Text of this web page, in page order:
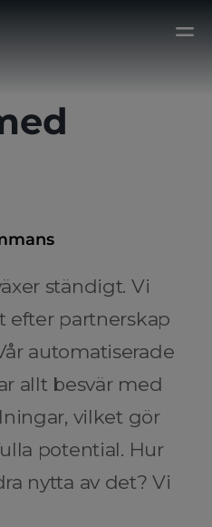
ständigt. Vi
efter partnerskap
automatiserade
allt besvär med
vilket gör
potential. Hur
nytta av det? Vi